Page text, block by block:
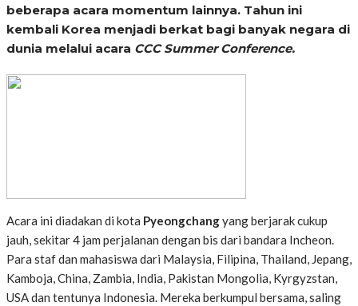
beberapa acara momentum lainnya. Tahun ini
kembali Korea menjadi berkat bagi banyak negara di
dunia melalui acara CCC Summer Conference.
Acara ini diadakan di kota Pyeongchangyang berjarak cukup
jauh, sekitar 4 jam perjalanan dengan bis dari bandara Incheon.
Para staf dan mahasiswa dari Malaysia, Filipina, Thailand, Jepang,
Kamboja, China, Zambia, India, Pakistan Mongolia, Kyrgyzstan,
USA dan tentunya Indonesia. Mereka berkumpul bersama, saling